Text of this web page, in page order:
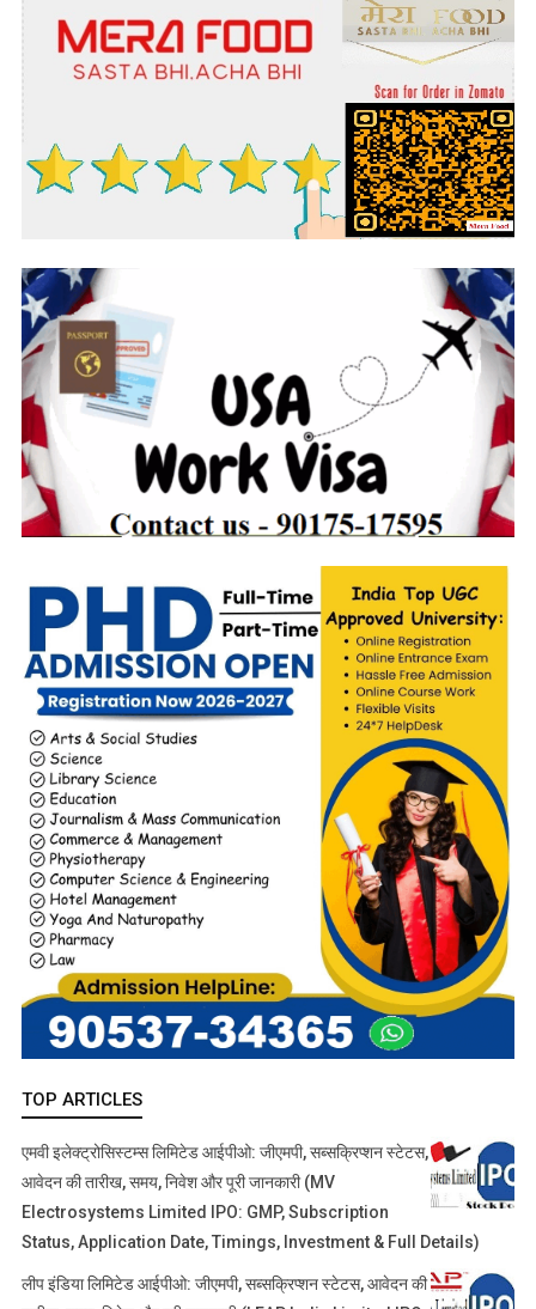
TOP ARTICLES
एमवी इलेक्ट्रोसिस्टम्स लिमिटेड आईपीओ: जीएमपी, सब्सक्रिप्शन स्टेटस,
आवेदन की तारीख, समय, निवेश और पूरी जानकारी (MV
Electrosystems Limited IPO: GMP, Subscription
Status, Application Date, Timings, Investment & Full Details)
लीप इंडिया लिमिटेड आईपीओ: जीएमपी, सब्सक्रिप्शन स्टेटस, आवेदन की